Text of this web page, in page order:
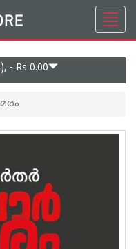
- Rs 0.00